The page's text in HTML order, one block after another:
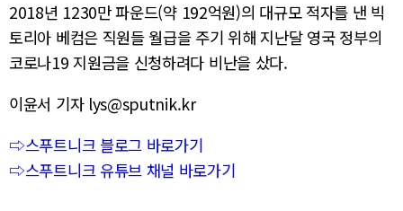
2018년 1230만 파운드(약 192억원)의 대규모 적자를 낸 빅
토리아 베컴은 직원들 월급을 주기 위해 지난달 영국 정부의
코로나19 지원금을 신청하려다 비난을 샀다.
이윤서 기자 lys@sputnik.kr
⇨스푸트니크 블로그 바로가기
⇨스푸트니크 유튜브 채널 바로가기